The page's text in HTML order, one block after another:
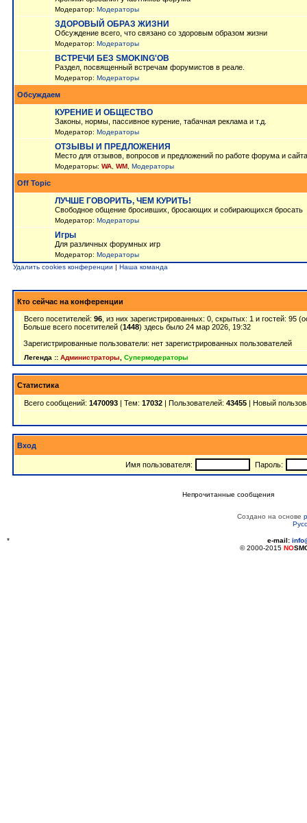
Модератор: Модераторы
ЗДОРОВЫЙ ОБРАЗ ЖИЗНИ
Обсуждение всего, что связано со здоровым образом жизни
Модератор: Модераторы
ВСТРЕЧИ БЕЗ SMOKING'OB
Раздел, посвященный встречам форумистов в реале.
Модератор: Модераторы
Обсуждаем
КУРЕНИЕ И ОБЩЕСТВО
Законы, нормы, пассивное курение, табачная реклама и т.д.
Модератор: Модераторы
ОТЗЫВЫ И ПРЕДЛОЖЕНИЯ
Место для отзывов, вопросов и предложений по работе форума и сайта
Модераторы: WA WM Модераторы
Off Topic
ЛУЧШЕ ГОВОРИТЬ, ЧЕМ КУРИТЬ!
Свободное общение бросивших, бросающих и собирающихся бросать
Модератор: Модераторы
Игры
Для различных форумных игр
Модератор: Модераторы
Удалить cookies конференции | Наша команда
Кто сейчас на конференции
Всего посетителей: 96 , из них зарегистрированных: 0, скрытых: 1 и гостей: 95
Больше всего посетителей (1448) здесь было 24 мар 2026, 19:32
Зарегистрированные пользователи: нет зарегистрированных пользователей
Легенда :: Администраторы Супермодераторы
Статистика
Всего сообщений: 1470093 | Тем: 17032 | Пользователей: 43455 | Новый
Вход
Имя пользователя: Пароль:
Непрочитанные сообщения
Создано на основе
* e-mail:
© 2000-2015 NO